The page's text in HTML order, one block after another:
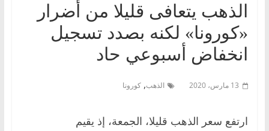
الذهب يتعافى قليلا من أضرار
«كورونا» لكنه بصدد تسجيل
انخفاض أسبوعي حاد
13 مارس، 2020 الذهب, كورونا
ارتفع سعر الذهب قليلا، الجمعة، إذ يقيم